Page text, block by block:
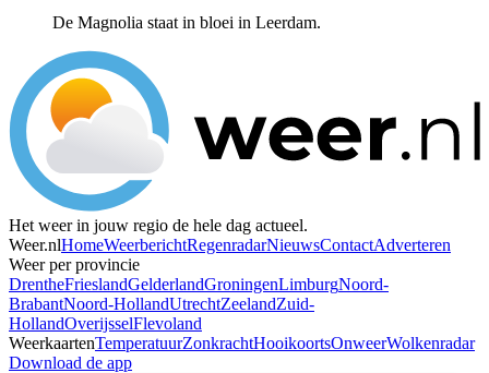
De Magnolia staat in bloei in Leerdam.
Het weer in jouw regio de hele dag actueel.
Weer.nlHomeWeerberichtRegenradarNieuwsContactAdverteren
Weer per provincie
DrentheFrieslandGelderlandGroningenLimburgNoord-
BrabantNoord-HollandUtrechtZeelandZuid-
HollandOverijsselFlevoland
WeerkaartenTemperatuurZonkrachtHooikoortsOnweerWolkenradar
Download de app